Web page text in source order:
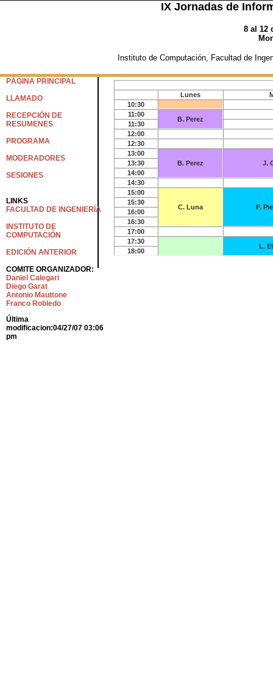
IX Jornadas de
8 al 12
Instituto de Computación, Facultad de
PÁGINA PRINCIPAL
LLAMADO
RECEPCIÓN DE
RESUMENES
PROGRAMA
MODERADORES
SESIONES
LINKS
FACULTAD DE INGENIERÍA
INSTITUTO DE
COMPUTACIÓN
EDICIÓN ANTERIOR
COMITE ORGANIZADOR:
Daniel Calegari
Diego Garat
Antonio Mauttone
Franco Robledo
Última
modificacion:04/27/07 03:06
pm
Lunes
10:30
11:00
B. Perez
11:30
12:00
12:30
13:00
B. Perez
J.
13:30
14:00
14:30
15:00
C. Luna
F.
15:30
16:00
16:30
17:00
17:30
L.
18:00